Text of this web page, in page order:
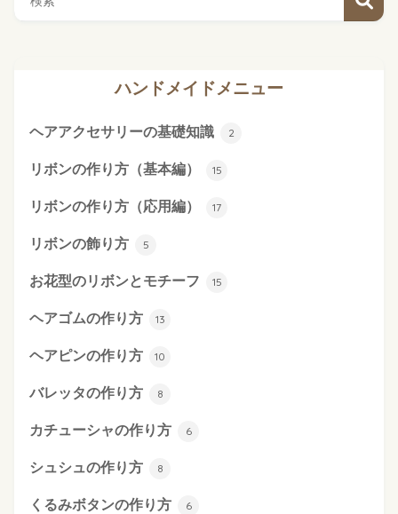
ハンドメイドメニュー
ヘアアクセサリーの基礎知識 2
リボンの作り方（基本編） 15
リボンの作り方（応用編） 17
リボンの飾り方 5
お花型のリボンとモチーフ 15
ヘアゴムの作り方 13
ヘアピンの作り方 10
バレッタの作り方 8
カチューシャの作り方 6
シュシュの作り方 8
くるみボタンの作り方 6